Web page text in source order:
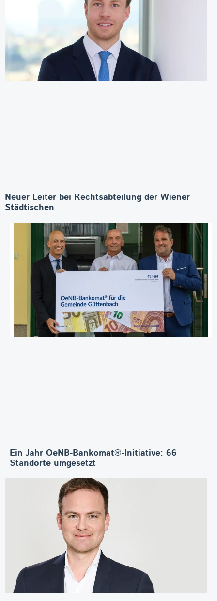
Neuer Leiter bei Rechtsabteilung der Wiener
Städtischen
Ein Jahr OeNB-Bankomat®-Initiative: 66
Standorte umgesetzt